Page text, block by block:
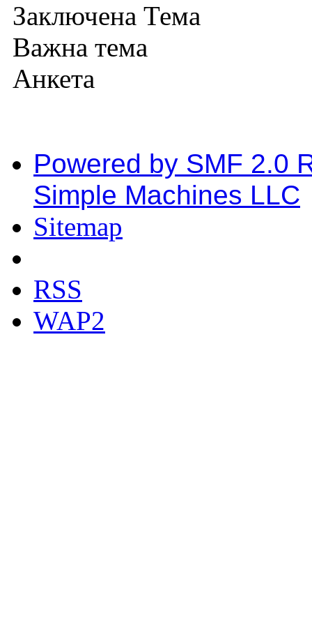
Заключена Тема
Важна тема
Анкета
Powered by SMF 2.0
Simple Machines LLC
Sitemap
RSS
WAP2